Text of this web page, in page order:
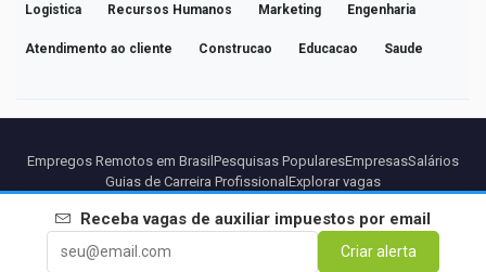
Logistica Recursos Humanos Marketing Engenharia
Atendimento ao cliente Construcao Educacao Saude
Receba vagas de auxiliar impuestos por email
Criar alerta
Empregos Remotos em Brasil Pesquisas PopularesEmpresasSalários
Guias de Carreira Profissional Explorar vagas
ParceirosAviso legalPrivacidadeTermosTermos Premium
Cancelar Premium
Contato